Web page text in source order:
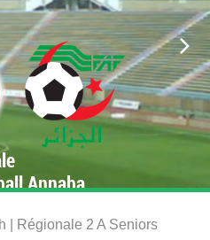
Annaba
| Régionale 2 A Seniors